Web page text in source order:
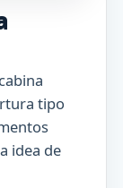
tipo
idea de